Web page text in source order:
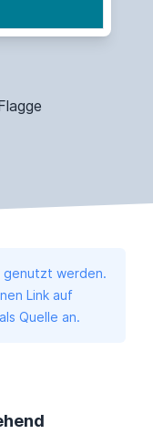
genutzt werden.
Link auf
Quelle an.